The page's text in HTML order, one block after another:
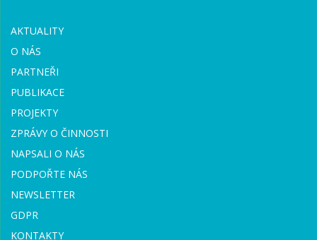
AKTUALITY
O NÁS
PARTNEŘI
PUBLIKACE
PROJEKTY
ZPRÁVY O ČINNOSTI
NAPSALI O NÁS
PODPOŘTE NÁS
NEWSLETTER
GDPR
KONTAKTY